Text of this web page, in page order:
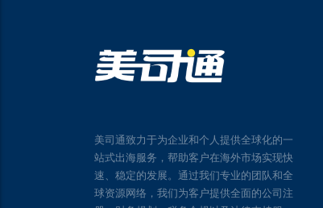
美司通致力于为企业和个人提供全球化的一
站式出海服务，帮助客户在海外市场实现快
速、稳定的发展。通过我们专业的团队和全
球资源网络，我们为客户提供全面的公司注